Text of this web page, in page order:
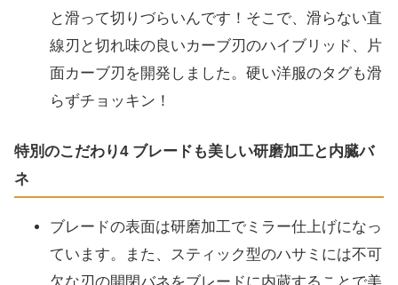
と滑って切りづらいんです！そこで、滑らない直
線刃と切れ味の良いカーブ刃のハイブリッド、片
面カーブ刃を開発しました。硬い洋服のタグも滑
らずチョッキン！
特別のこだわり4 ブレードも美しい研磨加工と内臓バ
ネ
ブレードの表面は研磨加工でミラー仕上げになっ
ています。また、スティック型のハサミには不可
欠な刃の開閉バネをブレードに内蔵することで美